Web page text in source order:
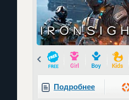
Prev
Подробнее